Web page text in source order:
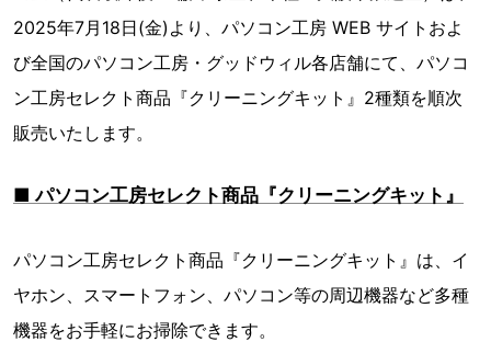
2025年7月18日(金)より、パソコン工房 WEB サイトおよ
び全国のパソコン工房・グッドウィル各店舗にて、パソコ
ン工房セレクト商品『クリーニングキット』2種類を順次
販売いたします。
■ パソコン工房セレクト商品『クリーニングキット』
パソコン工房セレクト商品『クリーニングキット』は、イ
ヤホン、スマートフォン、パソコン等の周辺機器など多種
機器をお手軽にお掃除できます。